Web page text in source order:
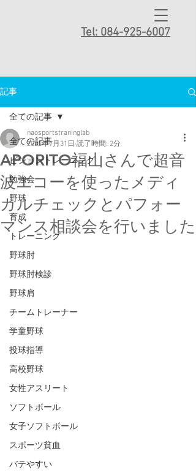
Tel: 084-925-6007
記事
全ての記事
ビジョントレーニング
勉強会
野球
育成
トレーニング
野球肘
野球肘検診
野球肩
チームトレーナー
学童野球
投球指導
高校野球
女性アスリート
ソフトボール
女子ソフトボール
スポーツ貧血
バテやすい
全ての記事
APORITO福山さんで超音
波エコーを使ったメディ
カルチェックとパフォー
マンス相談会を行いました
naosportstraninglab
2022年7月31日 読了時間: 2分